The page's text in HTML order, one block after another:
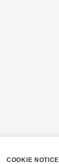
COOKIE NOTICE